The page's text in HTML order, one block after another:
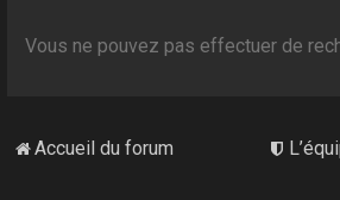
Vous ne pouvez pas effectuer de
Accueil du forum